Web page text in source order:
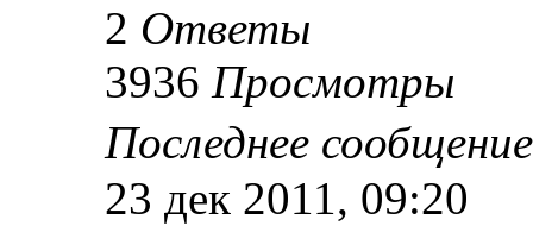
2 Ответы
3936 Просмотры
Последнее
23 дек 2011, 09:20